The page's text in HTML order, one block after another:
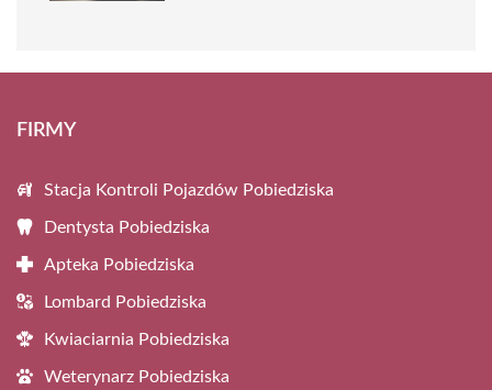
FIRMY
Stacja Kontroli Pojazdów Pobiedziska
Dentysta Pobiedziska
Apteka Pobiedziska
Lombard Pobiedziska
Kwiaciarnia Pobiedziska
Weterynarz Pobiedziska